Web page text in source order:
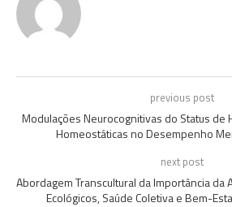
previous post
Modulações Neurocognitivas do Status de
Homeostáticas no Desempenho
next post
Abordagem Transcultural da Importância da
Ecológicos, Saúde Coletiva e Bem-